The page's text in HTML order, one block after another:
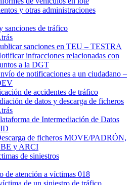
y otras administraciones
sanciones de tráfico
sanciones en TEU – TESTRA
infracciones relacionadas con
a la DGT
de notificaciones a un ciudadano –
de accidentes de tráfico
de datos y descarga de ficheros
de Intermediación de Datos
de ficheros MOVE/PADRÓN,
y ARCI
de siniestros
de atención a víctimas 018